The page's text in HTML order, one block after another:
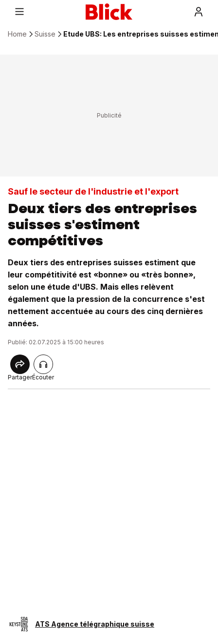
Home Suisse Etude UBS: Les entreprises suisses
Sauf le secteur de l'industrie et l'export
Deux tiers des entreprises
suisses s'estiment
compétitives
Deux tiers des entreprises suisses estiment que
leur compétitivité est «bonne» ou «très bonne»,
selon une étude d'UBS. Mais elles relèvent
également que la pression de la concurrence s'est
nettement accentuée au cours des cinq dernières
années.
Publié: 02.07.2025 à 15:00 heures
PartagerÉcouter
ATS Agence télégraphique suisse